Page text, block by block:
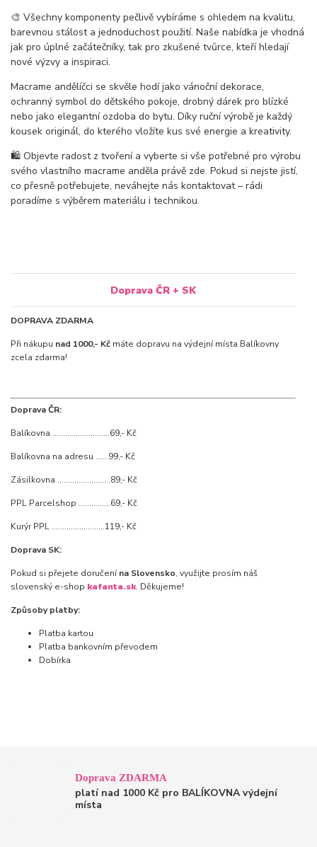
🎨 Všechny komponenty pečlivě vybíráme s ohledem na kvalitu,
barevnou stálost a jednoduchost použití. Naše nabídka je vhodná
jak pro úplné začátečníky, tak pro zkušené tvůrce, kteří hledají
nové výzvy a inspiraci.
Macrame andělíčci se skvěle hodí jako vánoční dekorace,
ochranný symbol do dětského pokoje, drobný dárek pro blízké
nebo jako elegantní ozdoba do bytu. Díky ruční výrobě je každý
kousek originál, do kterého vložíte kus své energie a kreativity.
🛍️ Objevte radost z tvoření a vyberte si vše potřebné pro výrobu
svého vlastního macrame anděla právě zde. Pokud si nejste jistí,
co přesně potřebujete, neváhejte nás kontaktovat – rádi
poradíme s výběrem materiálu i technikou.
Doprava ČR + SK
DOPRAVA ZDARMA
Při nákupu nad 1000,- Kč máte dopravu na výdejní místa Balíkovny
zcela zdarma!
Doprava ČR:
Balíkovna ...........................69,- Kč
Balíkovna na adresu ......99,- Kč
Zásilkovna .........................89,- Kč
PPL Parcelshop ...............69,- Kč
Kurýr PPL .........................119,- Kč
Doprava SK:
Pokud si přejete doručenína Slovensko, využijte prosím náš
slovenský e-shop kafanta.sk. Děkujeme!
Způsoby platby:
Platba kartou
Platba bankovním převodem
Dobírka
Doprava ZDARMA
platí nad 1000 Kč pro BALÍKOVNA výdejní
místa